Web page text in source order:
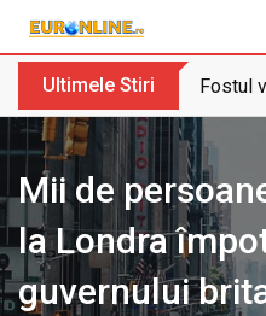
Ultimele Stiri Fostul
Mii de
la Londra
guvernului